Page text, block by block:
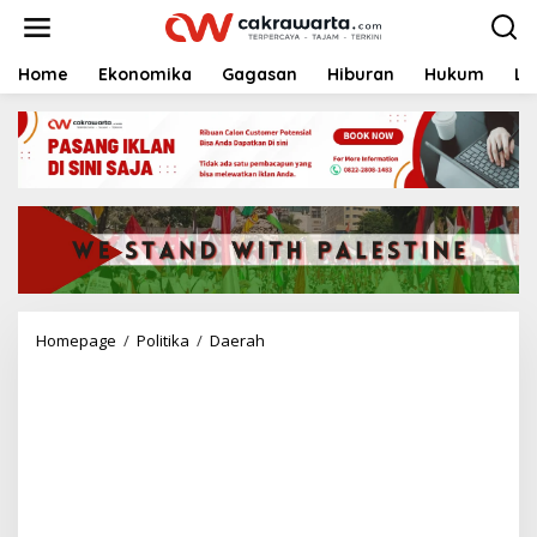
t
Home Ekonomika Gagasan Hiburan Hukum
Homepage / Politika / Daerah